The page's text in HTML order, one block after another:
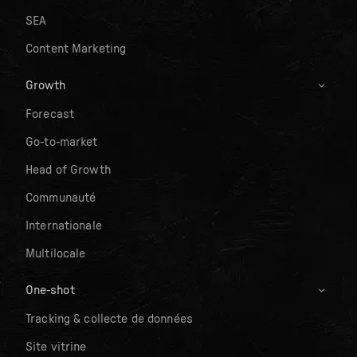
SEA
Content Marketing
Growth
Forecast
Go-to-market
Head of Growth
Communauté
Internationale
Multilocale
One-shot
Tracking & collecte de données
Site vitrine